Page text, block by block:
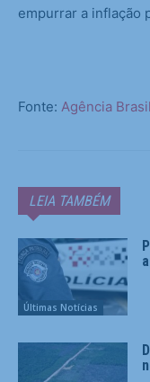
empurrar a inflação
Fonte: Agência Brasil
LEIA TAMBÉM
Últimas Notícias